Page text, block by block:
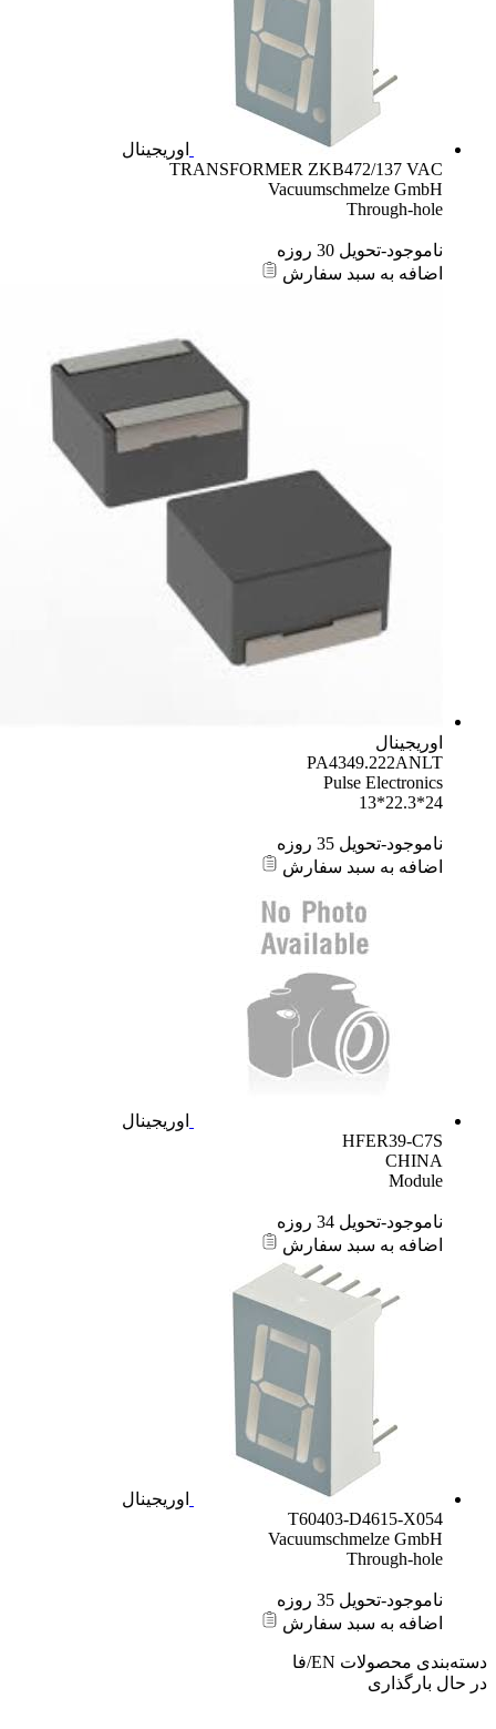
اوریجینال
TRANSFORMER ZKB472/137 VAC
Vacuumschmelze GmbH
Through-hole
ناموجود-تحویل 30 روزه
اضافه به سبد سفارش
اوریجینال
PA4349.222ANLT
Pulse Electronics
24*22.3*13
ناموجود-تحویل 35 روزه
اضافه به سبد سفارش
اوریجینال
HFER39-C7S
CHINA
Module
ناموجود-تحویل 34 روزه
اضافه به سبد سفارش
اوریجینال
T60403-D4615-X054
Vacuumschmelze GmbH
Through-hole
ناموجود-تحویل 35 روزه
اضافه به سبد سفارش
دسته‌بندی محصولاتEN/فا
در حال بارگذاری